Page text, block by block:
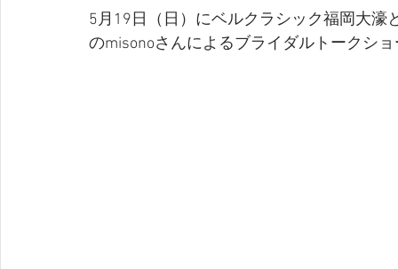
5月19日（日）にベルクラシック福岡大
のmisonoさんによるブライダルトークシ